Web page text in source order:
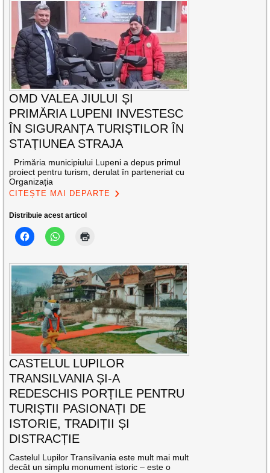
OMD VALEA JIULUI ȘI
PRIMĂRIA LUPENI INVESTESC
ÎN SIGURANȚA TURIȘTILOR ÎN
STAȚIUNEA STRAJA
Primăria municipiului Lupeni a depus primul
proiect pentru turism, derulat în parteneriat cu
Organizația
CITEȘTE MAI DEPARTE
Distribuie acest articol
CASTELUL LUPILOR
TRANSILVANIA ȘI-A
REDESCHIS PORȚILE PENTRU
TURIȘTII PASIONAȚI DE
ISTORIE, TRADIȚII ȘI
DISTRACȚIE
Castelul Lupilor Transilvania este mult mai mult
decât un simplu monument istoric – este o